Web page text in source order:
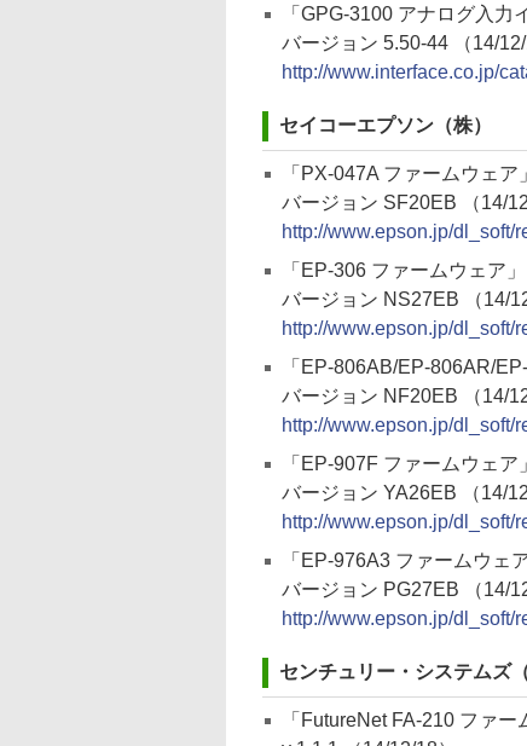
「GPG-3100 アナログ入力
バージョン 5.50-44 （14/12/
http://www.interface.co.jp/
セイコーエプソン（株）
「PX-047A ファームウェア」
バージョン SF20EB （14/
http://www.epson.jp/dl_soft/
「EP-306 ファームウェア」
バージョン NS27EB （14/
http://www.epson.jp/dl_soft/
「EP-806AB/EP-806AR/
バージョン NF20EB （14/
http://www.epson.jp/dl_soft/
「EP-907F ファームウェア」
バージョン YA26EB （14/
http://www.epson.jp/dl_soft/
「EP-976A3 ファームウェア
バージョン PG27EB （14/
http://www.epson.jp/dl_soft/
センチュリー・システムズ（
「FutureNet FA-210 ファー